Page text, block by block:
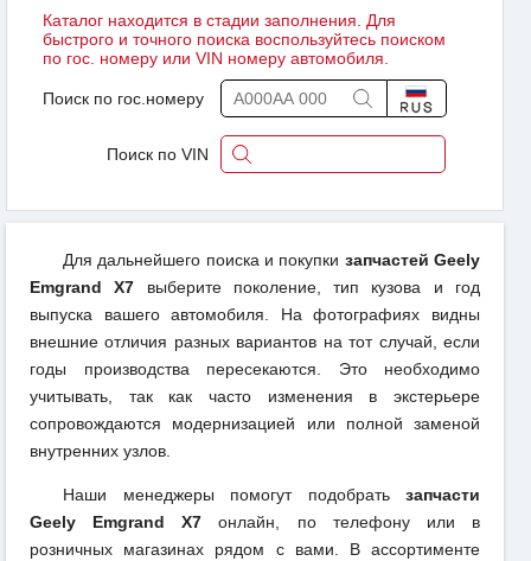
Каталог находится в стадии заполнения. Для
быстрого и точного поиска воспользуйтесь поиском
по гос. номеру или VIN номеру автомобиля.
Поиск по гос.номеру
Поиск по VIN
Для дальнейшего поиска и покупки запчастей Geely
Emgrand X7 выберите поколение, тип кузова и год
выпуска вашего автомобиля. На фотографиях видны
внешние отличия разных вариантов на тот случай, если
годы производства пересекаются. Это необходимо
учитывать, так как часто изменения в экстерьере
сопровождаются модернизацией или полной заменой
внутренних узлов.
Наши менеджеры помогут подобрать запчасти
Geely Emgrand X7 онлайн, по телефону или в
розничных магазинах рядом с вами. В ассортименте